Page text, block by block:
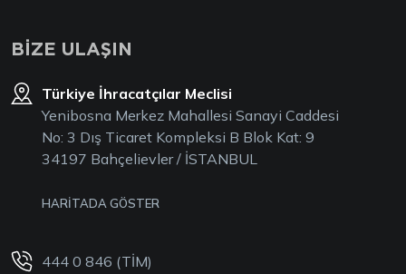
BİZE ULAŞIN
Türkiye İhracatçılar Meclisi
Yenibosna Merkez Mahallesi Sanayi Caddesi
No: 3 Dış Ticaret Kompleksi B Blok Kat: 9
34197 Bahçelievler / İSTANBUL
HARİTADA GÖSTER
444 0 846 (TİM)